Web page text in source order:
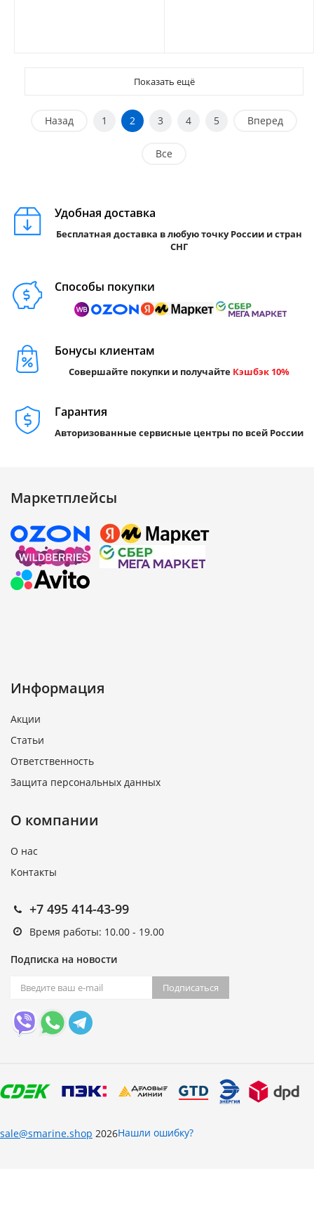
Показать ещё
Назад 1 2 3 4 5 Вперед
Все
Удобная доставка
Бесплатная доставка в любую точку России и стран
СНГ
Способы покупки
Бонусы клиентам
Совершайте покупки и получайте Кэшбэк 10%
Гарантия
Авторизованные сервисные центры по всей России
Маркетплейсы
Информация
Акции
Статьи
Ответственность
Защита персональных данных
О компании
О нас
Контакты
+7 495 414-43-99
Время работы: 10.00 - 19.00
Подписка на новости
Подписаться
sale@smarine.shop 2026Нашли ошибку?